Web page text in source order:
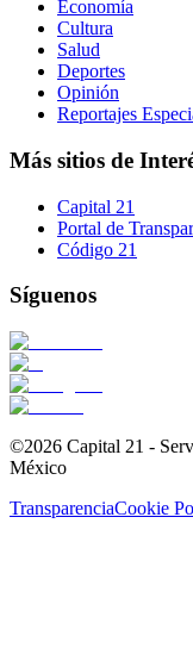
Economía
Cultura
Salud
Deportes
Opinión
Reportajes
Más sitios de
Capital 21
Portal de
Código 21
Síguenos
©2026 Capital 21 -
México
TransparenciaCookie